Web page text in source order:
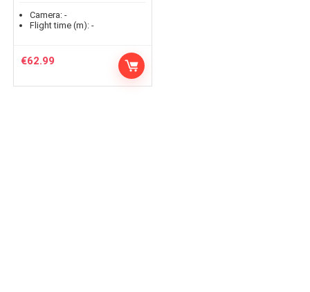
Camera: -
Flight time (m): -
€62.99